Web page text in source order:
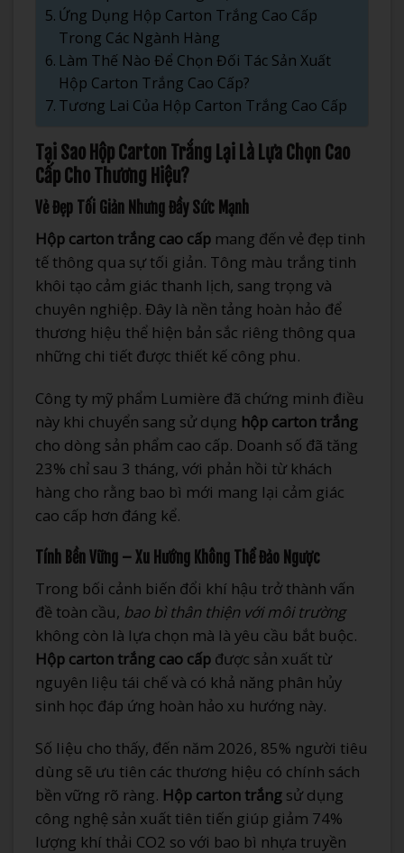
Ứng Dụng Hộp Carton Trắng Cao Cấp
Trong Các Ngành Hàng
Làm Thế Nào Để Chọn Đối Tác Sản Xuất
Hộp Carton Trắng Cao Cấp?
Tương Lai Của Hộp Carton Trắng Cao Cấp
Tại Sao Hộp Carton Trắng Lại Là Lựa Chọn Cao
Cấp Cho Thương Hiệu?
Vẻ Đẹp Tối Giản Nhưng Đầy Sức Mạnh
Hộp carton trắng cao cấp mang đến vẻ đẹp tinh
tế thông qua sự tối giản. Tông màu trắng tinh
khôi tạo cảm giác thanh lịch, sang trọng và
chuyên nghiệp. Đây là nền tảng hoàn hảo để
thương hiệu thể hiện bản sắc riêng thông qua
những chi tiết được thiết kế công phu.
Công ty mỹ phẩm Lumière đã chứng minh điều
này khi chuyển sang sử dụng hộp carton trắng
cho dòng sản phẩm cao cấp. Doanh số đã tăng
23% chỉ sau 3 tháng, với phản hồi từ khách
hàng cho rằng bao bì mới mang lại cảm giác
cao cấp hơn đáng kể.
Tính Bền Vững – Xu Hướng Không Thể Đảo Ngược
Trong bối cảnh biến đổi khí hậu trở thành vấn
đề toàn cầu, bao bì thân thiện với môi trường
không còn là lựa chọn mà là yêu cầu bắt buộc.
Hộp carton trắng cao cấp được sản xuất từ
nguyên liệu tái chế và có khả năng phân hủy
sinh học đáp ứng hoàn hảo xu hướng này.
Số liệu cho thấy, đến năm 2026, 85% người tiêu
dùng sẽ ưu tiên các thương hiệu có chính sách
bền vững rõ ràng. Hộp carton trắng sử dụng
công nghệ sản xuất tiên tiến giúp giảm 74%
lượng khí thải CO2 so với bao bì nhựa truyền